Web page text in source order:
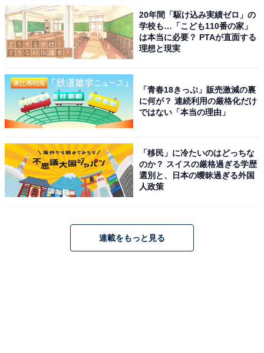
20年間「駆け込み実績ゼロ」の
学校も…「こども110番の家」
は本当に必要？ PTAが直面する
理想と現実
「青春18きっぷ」販売激減の裏
に何が？ 連続利用の厳格化だけ
ではない「本当の理由」
「移民」に冷たいのはどっちな
のか？ スイスの厳格過ぎる学歴
選別と、日本の曖昧過ぎる外国
人政策
連載をもっと見る